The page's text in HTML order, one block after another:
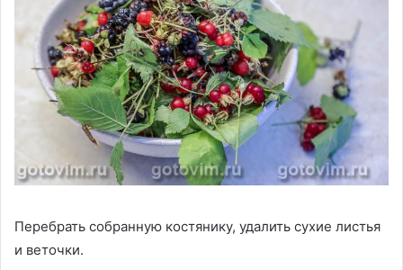
Перебрать собранную костянику, удалить сухие листья
и веточки.